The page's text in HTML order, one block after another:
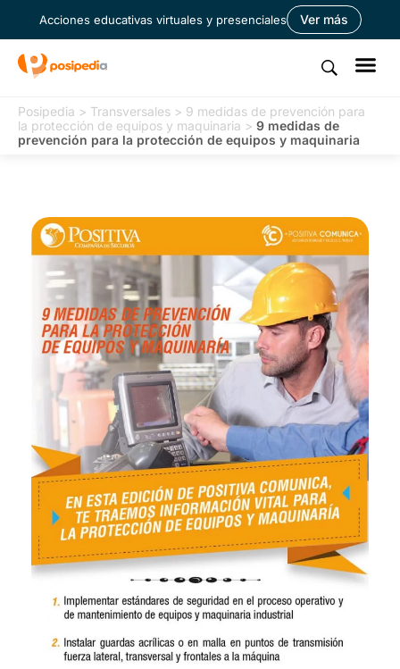
Acciones educativas virtuales y presenciales Ver más
Posipedia > Transversales > 9 medidas de prevención para
la protección de equipos y maquinaria > 9 medidas de
prevención para la protección de equipos y maquinaria